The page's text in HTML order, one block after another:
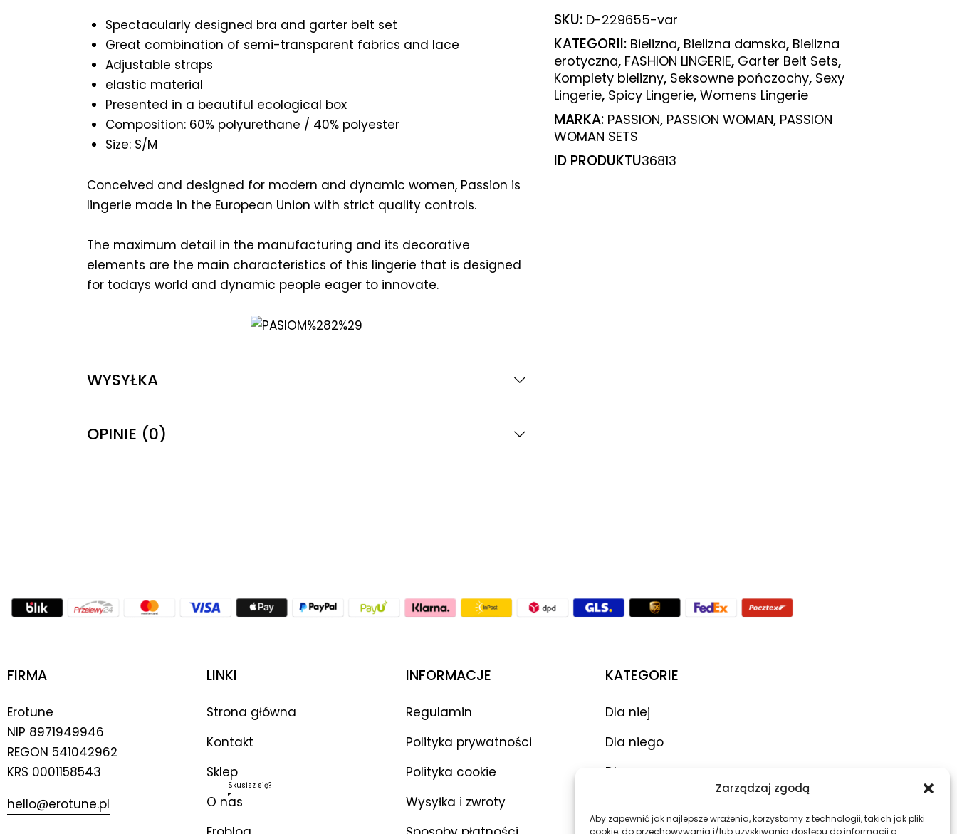
Zarządzaj zgodą
Aby zapewnić jak najlepsze wrażenia, korzystamy z technologii, takich jak pliki
cookie, do przechowywania i/lub uzyskiwania dostępu do informacji o
SKU: D-229655-var
KATEGORII: Bielizna, Bielizna damska, Bielizna
erotyczna, FASHION LINGERIE, Garter Belt Sets,
Komplety bielizny, Seksowne pończochy, Sexy
Lingerie, Spicy Lingerie, Womens Lingerie
MARKA: PASSION, PASSION WOMAN, PASSION
WOMAN SETS
ID PRODUKTU36813
Spectacularly designed bra and garter belt set
Great combination of semi-transparent fabrics and lace
Adjustable straps
elastic material
Presented in a beautiful ecological box
Composition: 60% polyurethane / 40% polyester
Size: S/M
Conceived and designed for modern and dynamic women, Passion is
lingerie made in the European Union with strict quality controls.
The maximum detail in the manufacturing and its decorative
elements are the main characteristics of this lingerie that is designed
for todays world and dynamic people eager to innovate.
WYSYŁKA
OPINIE (0)
FIRMA
Erotune
NIP 8971949946
REGON 541042962
KRS 0001158543
hello@erotune.pl
LINKI
Strona główna
Kontakt
Sklep
O nas
Skusisz się?
INFORMACJE
Regulamin
Polityka prywatności
Polityka cookie
Wysyłka i zwroty
KATEGORIE
Dla niej
Dla niego
Dla par